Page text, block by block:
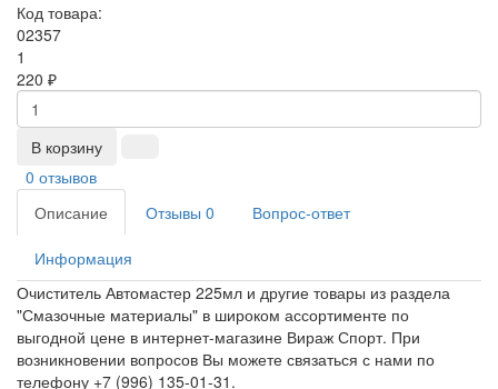
Код товара:
02357
1
220 ₽
В корзину
0 отзывов
Описание
Отзывы 0 Вопрос-ответ
Информация
Очиститель Автомастер 225мл и другие товары из раздела
"Смазочные материалы" в широком ассортименте по
выгодной цене в интернет-магазине Вираж Спорт. При
возникновении вопросов Вы можете связаться с нами по
телефону +7 (996) 135-01-31.